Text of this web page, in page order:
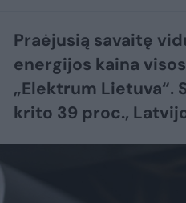
Praėjusią savaitę
energijos kaina
„Elektrum Lietuva“.
krito 39 proc.,